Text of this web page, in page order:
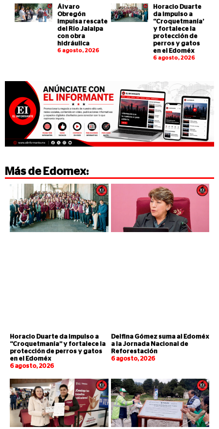
Álvaro
Obregón
impulsa rescate
del Río Jalalpa
con obra
hidráulica
6 agosto, 2026
Horacio Duarte
da impulso a
“Croquetmanía”
y fortalece la
protección de
perros y gatos
en el Edoméx
6 agosto, 2026
Más de Edomex:
Horacio Duarte da impulso a
“Croquetmanía” y fortalece la
protección de perros y gatos
en el Edoméx
6 agosto, 2026
Delfina Gómez suma al Edoméx
a la Jornada Nacional de
Reforestación
6 agosto, 2026